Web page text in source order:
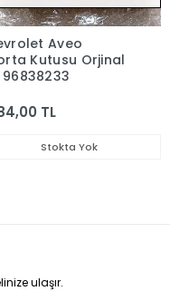
Aveo
Kutusu Orjinal
96838233
TL
Stokta Yok
ulaşır.